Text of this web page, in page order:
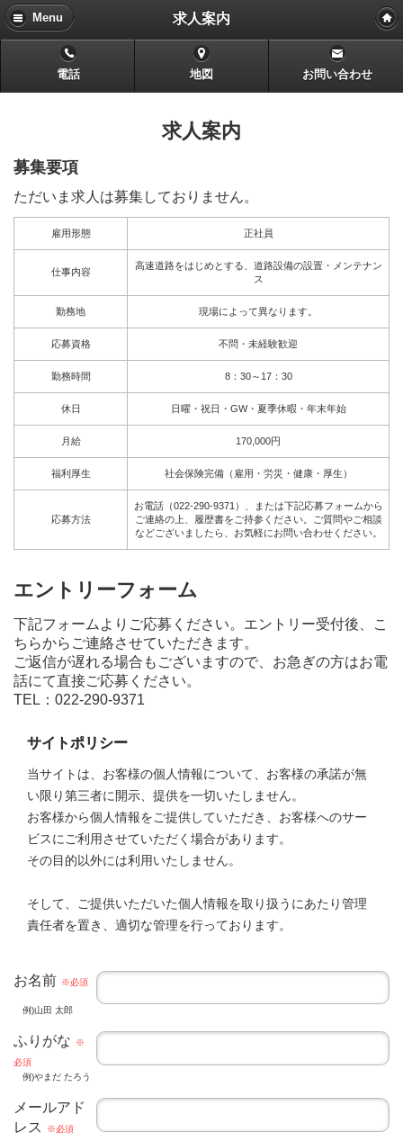
Menu 求人案内
電話 地図 お問い合わせ
求人案内
募集要項
ただいま求人は募集しておりません。
雇用形態 正社員
仕事内容
高速道路をはじめとする、道路設備の設置・メンテナン
ス
勤務地 現場によって異なります。
応募資格 不問・未経験歓迎
勤務時間 8：30～17：30
休日 日曜・祝日・GW・夏季休暇・年末年始
月給 170,000円
福利厚生 社会保険完備（雇用・労災・健康・厚生）
応募方法
お電話（022-290-9371）、または下記応募フォームから
ご連絡の上、履歴書をご持参ください。ご質問やご相談
などございましたら、お気軽にお問い合わせください。
エントリーフォーム
下記フォームよりご応募ください。エントリー受付後、こ
ちらからご連絡させていただきます。
ご返信が遅れる場合もございますので、お急ぎの方はお電
話にて直接ご応募ください。
TEL：022-290-9371
サイトポリシー
当サイトは、お客様の個人情報について、お客様の承諾が無
い限り第三者に開示、提供を一切いたしません。
お客様から個人情報をご提供していただき、お客様へのサー
ビスにご利用させていただく場合があります。
その目的以外には利用いたしません。
そして、ご提供いただいた個人情報を取り扱うにあたり管理
責任者を置き、適切な管理を行っております。
お名前 ※必須
例)山田 太郎
ふりがな
※
必須
例)やまだ たろう
メールアド
レス
※必須